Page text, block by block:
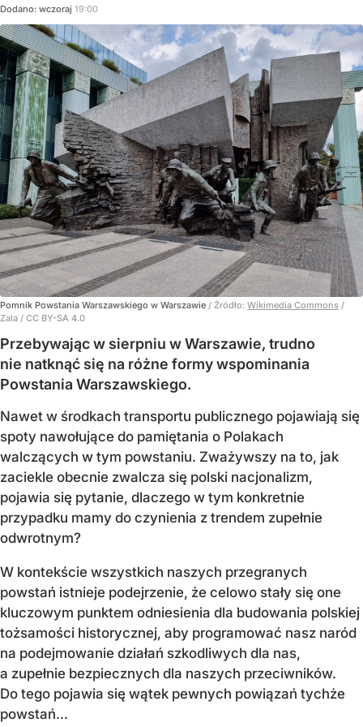
Dodano: wczoraj 19:00
Pomnik Powstania Warszawskiego w Warszawie / Źródło: Wikimedia Commons /
Zala / CC BY-SA 4.0
Przebywając w sierpniu w Warszawie, trudno
nie natknąć się na różne formy wspominania
Powstania Warszawskiego.
Nawet w środkach transportu publicznego pojawiają się
spoty nawołujące do pamiętania o Polakach
walczących w tym powstaniu. Zważywszy na to, jak
zaciekle obecnie zwalcza się polski nacjonalizm,
pojawia się pytanie, dlaczego w tym konkretnie
przypadku mamy do czynienia z trendem zupełnie
odwrotnym?
W kontekście wszystkich naszych przegranych
powstań istnieje podejrzenie, że celowo stały się one
kluczowym punktem odniesienia dla budowania polskiej
tożsamości historycznej, aby programować nasz naród
na podejmowanie działań szkodliwych dla nas,
a zupełnie bezpiecznych dla naszych przeciwników.
Do tego pojawia się wątek pewnych powiązań tychże
powstań...